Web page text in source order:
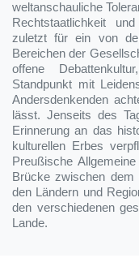
weltanschauliche
Rechtstaatlichkeit
zuletzt für ein von
Bereichen der
offene
Standpunkt mit
Andersdenkenden
lässt. Jenseits des
Erinnerung an das
kulturellen Erbes
Preußische
Brücke zwischen
den Ländern und
den verschiedenen
Lande.